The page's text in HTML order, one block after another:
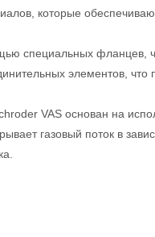
которые
специальных фланцев,
элементов, что
VAS основан на
газовый поток в